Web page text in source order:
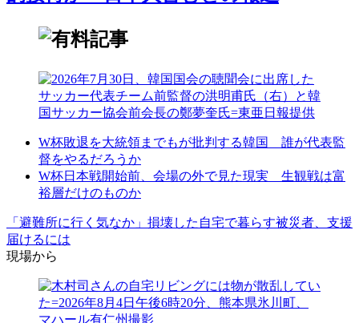
W杯敗退を大統領までもが批判する韓国 誰が代表監
督をやるだろうか
W杯日本戦開始前、会場の外で見た現実 生観戦は富
裕層だけのものか
「避難所に行く気なか」損壊した自宅で暮らす被災者、支援
届けるには
現場から